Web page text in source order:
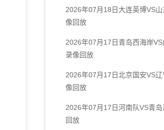
2026年07月18日大连英博VS山
像回放
2026年07月17日青岛西海岸VS
录像回放
2026年07月17日北京国安VS辽
像回放
2026年07月17日河南队VS青岛
回放